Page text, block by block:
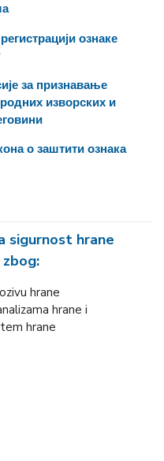
ознаке
за признавање
изворских и
о заштити ознака
sigurnost hrane
hrane
hrane i
hrane